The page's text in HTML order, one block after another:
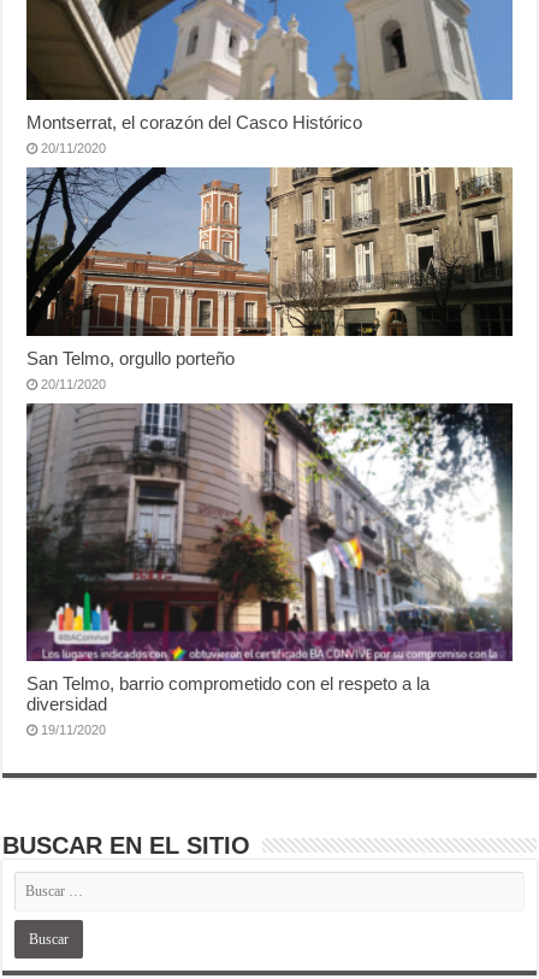
Montserrat, el corazón del Casco Histórico
20/11/2020
San Telmo, orgullo porteño
20/11/2020
San Telmo, barrio comprometido con el respeto a la
diversidad
19/11/2020
BUSCAR EN EL SITIO